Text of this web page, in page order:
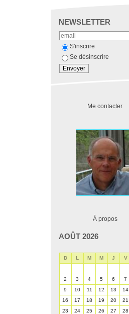
NEWSLETTER
S'inscrire
Se désinscrire
Me contacter
À propos
AOÛT 2026
D L M M J V
2
3 4 5 6 7
9
10 11 12 13 14
16
17 18 19 20 21
23
24 25 26 27 28